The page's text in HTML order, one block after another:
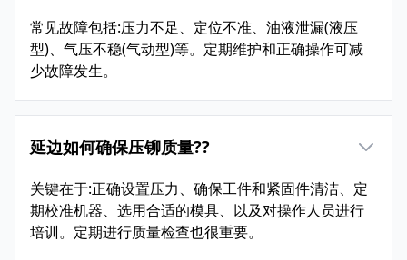
常见故障包括:压力不足、定位不准、油液泄漏(液压
型)、气压不稳(气动型)等。定期维护和正确操作可减
少故障发生。
延边如何确保压铆质量??
关键在于:正确设置压力、确保工件和紧固件清洁、定
期校准机器、选用合适的模具、以及对操作人员进行
培训。定期进行质量检查也很重要。